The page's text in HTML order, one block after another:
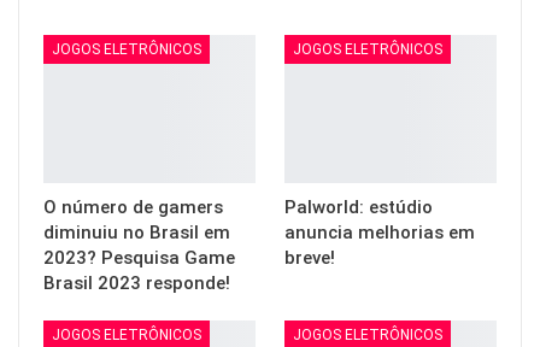
JOGOS ELETRÔNICOS
O número de gamers
diminuiu no Brasil em
2023? Pesquisa Game
Brasil 2023 responde!
JOGOS ELETRÔNICOS
Palworld: estúdio
anuncia melhorias em
breve!
JOGOS ELETRÔNICOS JOGOS ELETRÔNICOS